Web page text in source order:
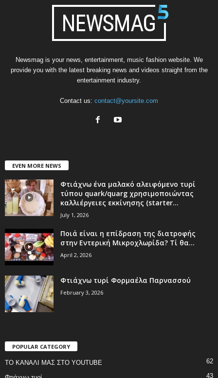
Newsmag is your news, entertainment, music fashion website. We
provide you with the latest breaking news and videos straight from the
entertainment industry.
Contact us: contact@yoursite.com
EVEN MORE NEWS
Φτιάχνω ένα μαλακό αλειφόμενο τυρί
τύπου quark/quarg χρησιμοποιώντας
καλλιέργειες εκκίνησης (starter...
July 1, 2026
Ποιά είναι η επίδραση της διατροφής
στην Εντερική Μικροχλωρίδα? Τί θα...
April 2, 2026
Φτιάχνω τυρί Φορμαέλα Παρνασσού
February 3, 2026
POPULAR CATEGORY
ΤΟ ΚΑΝΑΛΙ ΜΑΣ ΣΤΟ YOUTUBE 62
43